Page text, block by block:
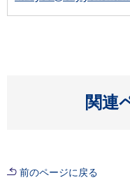
関連
前のページに戻る